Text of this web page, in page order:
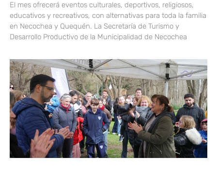
El mes ofrecerá eventos culturales, deportivos, religiosos,
educativos y recreativos, con alternativas para toda la familia
en Necochea y Quequén. La Secretaría de Turismo y
Desarrollo Productivo de la Municipalidad de Necochea